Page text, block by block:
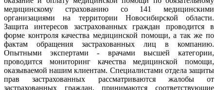
медицинскому страхованию со 141 медицинскими
организациями на территории Новосибирской области.
Защита интересов застрахованных граждан проводится в
форме контроля качества медицинской помощи, а так же по
фактам обращения застрахованных лиц в компанию.
Опытными экспертами - врачами высшей категории,
проводится мониторинг качества медицинской помощи,
оказываемой нашим клиентам. Специалистами отдела защиты
прав застрахованных рассматриваются жалобы от
застрахованных граждан, принимаются соответствующие